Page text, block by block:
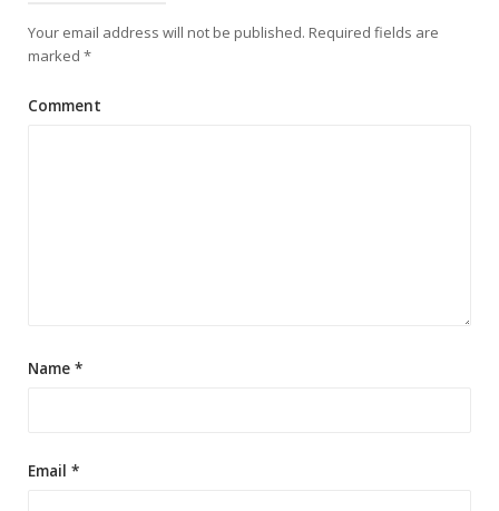
Your email address will not be published. Required fields are
marked *
Comment
Name *
Email *